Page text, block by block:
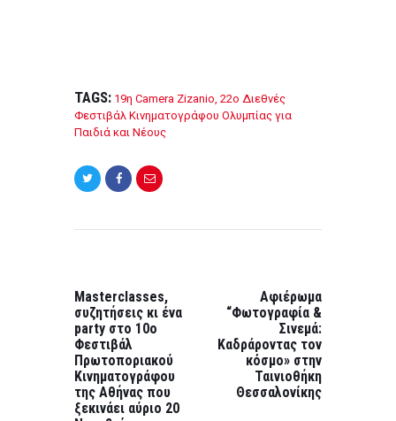
TAGS: 19η Camera Zizanio, 22ο Διεθνές
Φεστιβάλ Κινηματογράφου Ολυμπίας για
Παιδιά και Νέους
POST:
Masterclasses,
συζητήσεις κι ένα
party στο 10ο
Φεστιβάλ
Πρωτοποριακού
Κινηματογράφου
της Αθήνας που
ξεκινάει αύριο 20
POST:
Αφιέρωμα
“Φωτογραφία &
Σινεμά:
Καδράροντας τον
κόσμο» στην
Ταινιοθήκη
Θεσσαλονίκης